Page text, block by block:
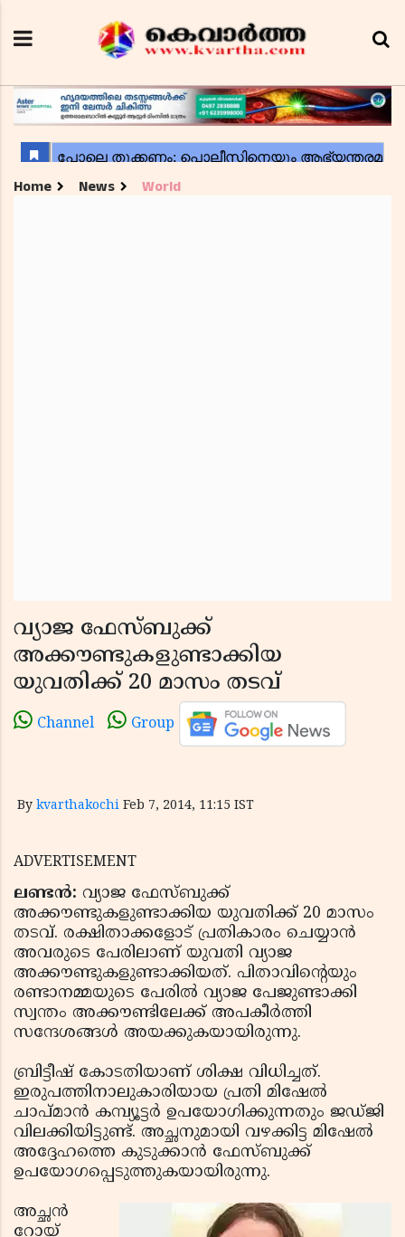
Home News World
വ്യാജ ഫേസ്ബുക്ക്
അക്കൗണ്ടുകളുണ്ടാക്കിയ
യുവതിക്ക് 20 മാസം തടവ്
Channel Group
By kvarthakochi Feb 7, 2014, 11:15 IST
ADVERTISEMENT
ലണ്ടന്‍: വ്യാജ ഫേസ്ബുക്ക്
അക്കൗണ്ടുകളുണ്ടാക്കിയ യുവതിക്ക് 20 മാസം
തടവ്. രക്ഷിതാക്കളോട് പ്രതികാരം ചെയ്യാന്‍
അവരുടെ പേരിലാണ് യുവതി വ്യാജ
അക്കൗണ്ടുകളുണ്ടാക്കിയത്. പിതാവിന്റെയും
രണ്ടാനമ്മയുടെ പേരില്‍ വ്യാജ പേജുണ്ടാക്കി
സ്വന്തം അക്കൗണ്ടിലേക്ക് അപകീര്‍ത്തി
സന്ദേശങ്ങള്‍ അയക്കുകയായിരുന്നു.
ബ്രിട്ടീഷ് കോടതിയാണ് ശിക്ഷ വിധിച്ചത്.
ഇരുപത്തിനാലുകാരിയായ പ്രതി മിഷേല്‍
ചാപ്മാന്‍ കമ്പ്യൂട്ടര്‍ ഉപയോഗിക്കുന്നതും ജഡ്ജി
വിലക്കിയിട്ടുണ്ട്. അച്ഛനുമായി വഴക്കിട്ട മിഷേല്‍
അദ്ദേഹത്തെ കുടുക്കാന്‍ ഫേസ്ബുക്ക്
ഉപയോഗപ്പെടുത്തുകയായിരുന്നു.
അച്ഛന്‍
റോയ്